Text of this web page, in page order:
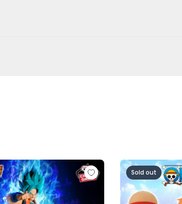
イヤ人ロゼ-（VS孫悟空)
ル超 MATCH MAKERS 孫悟空（VSゴクウブラ
ワンピース ちび
Sold out